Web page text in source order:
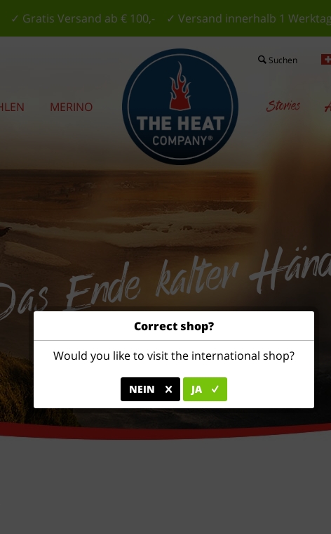
✓ Gratis Versand ab € 100,- ✓ Versand innerhalb 1
Ende kalter
Suchen
MERINO Stories
Correct shop?
Would you like to visit the international shop?
NEIN JA